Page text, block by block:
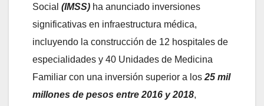
Social (IMSS) ha anunciado inversiones
significativas en infraestructura médica,
incluyendo la construcción de 12 hospitales de
especialidades y 40 Unidades de Medicina
Familiar con una inversión superior a los 25 mil
millones de pesos entre 2016 y 2018,